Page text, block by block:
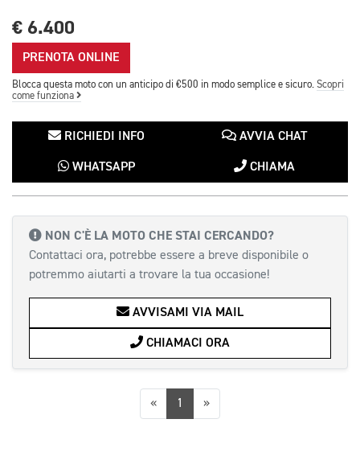
€ 6.400
PRENOTA ONLINE
Blocca questa moto con un anticipo di €500 in modo semplice e sicuro. Scopri
come funziona
RICHIEDI INFO AVVIA CHAT
WHATSAPP CHIAMA
NON C'È LA MOTO CHE STAI CERCANDO?
Contattaci ora, potrebbe essere a breve disponibile o
potremmo aiutarti a trovare la tua occasione!
AVVISAMI VIA MAIL
CHIAMACI ORA
«Precedente
1 »Successiva